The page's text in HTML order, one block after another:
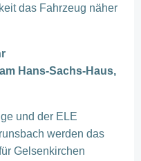
das Fahrzeug näher
Hans-Sachs-Haus,
und der ELE
werden das
Gelsenkirchen